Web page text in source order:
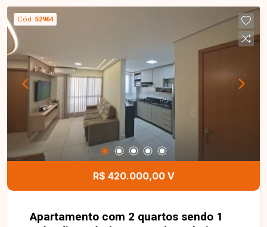
Novo Mundo. Excelente opção para construção
de empreendimento comercial ou residencial, em
uma região com grande potencial de crescimento
e valorização. O imóvel está inserido em um
bairro que oferece toda a infraestrutura
necessária, tornando-se uma excelente
oportunidade para quem deseja investir com
segurança. Entre em contato com a Delta Imóveis
e agende um atendimento. Nossa equipe está à
disposição para fornecer mais informações e
apresentar todos os detalhes desta excelente
oportunidade de investimento.
Cód. 52964
R$ 420.000,00 V
Apartamento com 2 quartos sendo 1